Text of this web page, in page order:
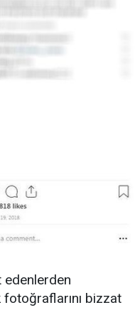
edenlerden
fotoğraflarını bizzat